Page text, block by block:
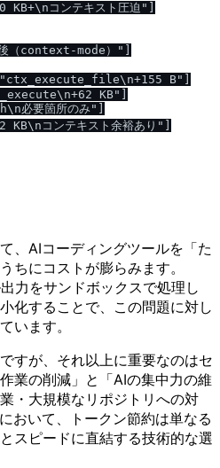
コンテキスト圧迫"]
（context-mode）"]
B"]
KB"]
必要箇所のみ"]
コンテキスト余裕あり"]
、AIコーディングツールを「た
ちにコストが膨らみます。
力をサンドボックスで処理し
化することで、この問題に対し
います。
すが、それ以上に重要なのはセ
業の削減」と「AIの集中力の維
・大規模なリポジトリへの対
おいて、トークン節約は単なる
スピードに直結する技術的な選